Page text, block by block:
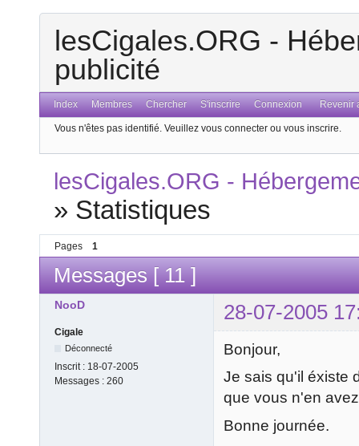
lesCigales.ORG -
publicité
Index Membres Chercher S'inscrire Connexion Revenir
Vous n'êtes pas identifié. Veuillez vous connecter ou vous inscrire.
lesCigales.ORG -
» Statistiques
Pages 1
Messages [ 11 ]
NooD 28-07-2005
Cigale
Déconnecté
Inscrit : 18-07-2005
Messages : 260
Bonjour,
Je sais qu'il éxiste
que vous n'en
Bonne journée.